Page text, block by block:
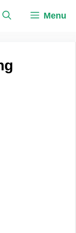
Menu